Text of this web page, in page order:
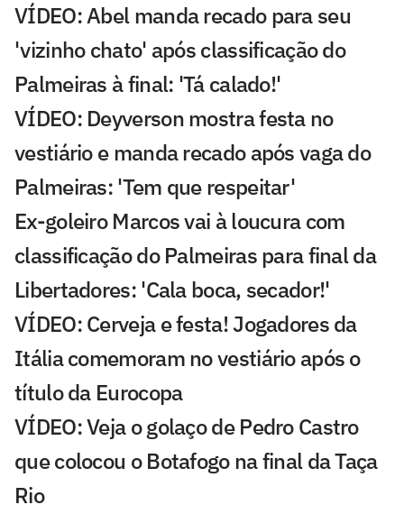
VÍDEO: Abel manda recado para seu
'vizinho chato' após classificação do
Palmeiras à final: 'Tá calado!'
VÍDEO: Deyverson mostra festa no
vestiário e manda recado após vaga do
Palmeiras: 'Tem que respeitar'
Ex-goleiro Marcos vai à loucura com
classificação do Palmeiras para final da
Libertadores: 'Cala boca, secador!'
VÍDEO: Cerveja e festa! Jogadores da
Itália comemoram no vestiário após o
título da Eurocopa
VÍDEO: Veja o golaço de Pedro Castro
que colocou o Botafogo na final da Taça
Rio